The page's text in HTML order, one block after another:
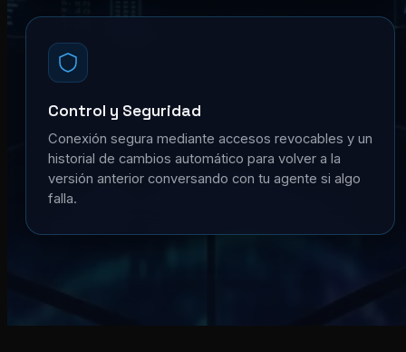
Control y Seguridad
Conexión segura mediante accesos revocables y un
historial de cambios automático para volver a la
versión anterior conversando con tu agente si algo
falla.